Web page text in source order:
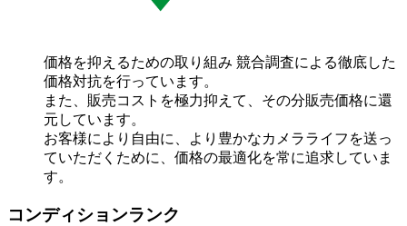
価格を抑えるための取り組み 競合調査による徹底した
価格対抗を行っています。
また、販売コストを極力抑えて、その分販売価格に還
元しています。
お客様により自由に、より豊かなカメラライフを送っ
ていただくために、価格の最適化を常に追求していま
す。
コンディションランク